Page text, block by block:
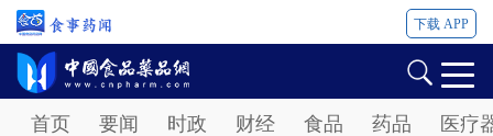
下载 APP
首页 要闻 时政 财经 食品 药品 医疗